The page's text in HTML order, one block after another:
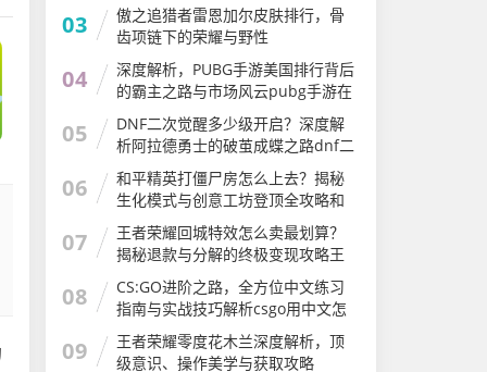
03
傲之追猎者雷恩加尔皮肤排行，骨
齿项链下的荣耀与野性
04
深度解析，PUBG手游美国排行背后
的霸主之路与市场风云pubg手游在
国外火吗
05
DNF二次觉醒多少级开启？深度解
析阿拉德勇士的破茧成蝶之路dnf二
次觉醒几级
06
和平精英打僵尸房怎么上去？揭秘
生化模式与创意工坊登顶全攻略和
平精英打僵尸房怎么上去的
07
王者荣耀回城特效怎么卖最划算？
揭秘退款与分解的终极变现攻略王
者荣耀怎么卖回城特效皮肤
08
CS:GO进阶之路，全方位中文练习
指南与实战技巧解析csgo用中文怎
么说
09
王者荣耀零度花木兰深度解析，顶
级意识、操作美学与获取攻略